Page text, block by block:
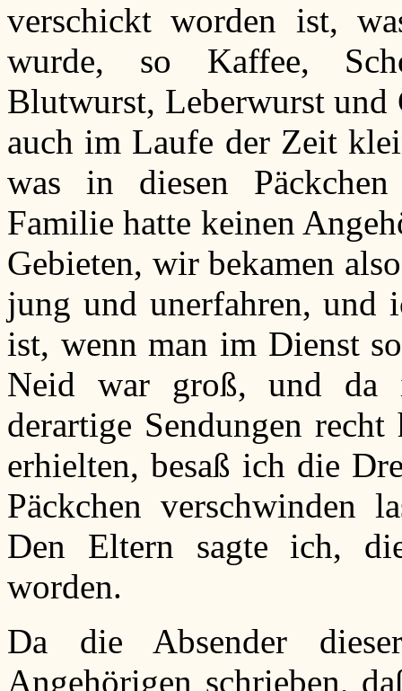
verschickt worden ist,
wurde, so Kaffee,
Blutwurst, Leberwurst und
auch im Laufe der Zeit
was in diesen
Familie hatte keinen
Gebieten, wir bekamen
jung und unerfahren, und
ist, wenn man im Dienst
Neid war groß, und da
derartige Sendungen
erhielten, besaß ich die
Päckchen verschwinden
Den Eltern sagte ich,
worden.
Da die Absender
Angehörigen schrieben,